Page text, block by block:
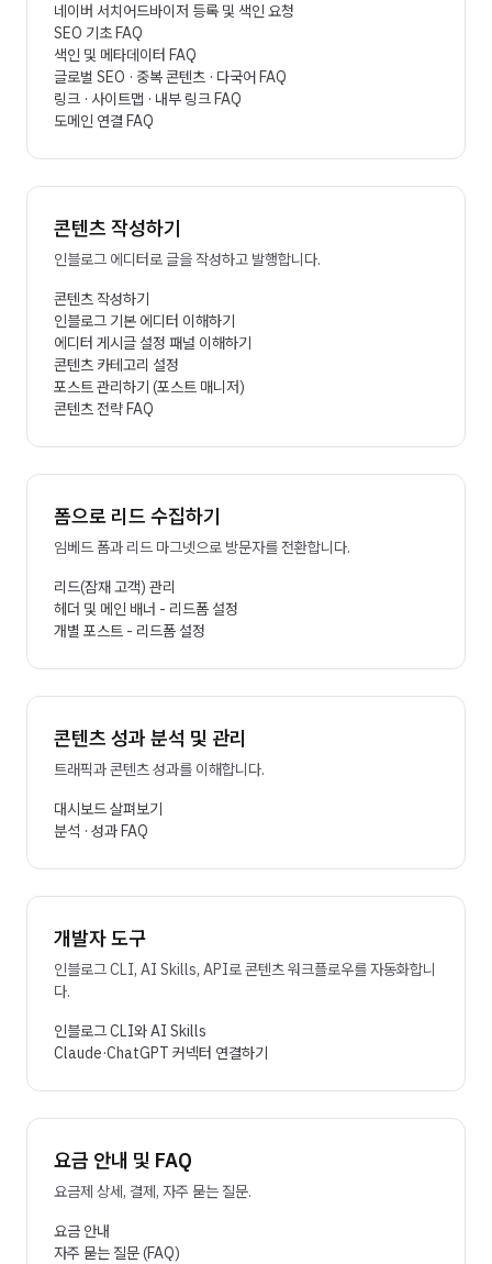
네이버 서치어드바이저 등록 및 색인 요청
SEO 기초 FAQ
색인 및 메타데이터 FAQ
글로벌 SEO · 중복 콘텐츠 · 다국어 FAQ
링크 · 사이트맵 · 내부 링크 FAQ
도메인 연결 FAQ
콘텐츠 작성하기
인블로그 에디터로 글을 작성하고 발행합니다.
콘텐츠 작성하기
인블로그 기본 에디터 이해하기
에디터 게시글 설정 패널 이해하기
콘텐츠 카테고리 설정
포스트 관리하기 (포스트 매니저)
콘텐츠 전략 FAQ
폼으로 리드 수집하기
임베드 폼과 리드 마그넷으로 방문자를 전환합니다.
리드(잠재 고객) 관리
헤더 및 메인 배너 - 리드폼 설정
개별 포스트 - 리드폼 설정
콘텐츠 성과 분석 및 관리
트래픽과 콘텐츠 성과를 이해합니다.
대시보드 살펴보기
분석 · 성과 FAQ
개발자 도구
인블로그 CLI, AI Skills, API로 콘텐츠 워크플로우를 자동화합니
다.
인블로그 CLI와 AI Skills
Claude·ChatGPT 커넥터 연결하기
요금 안내 및 FAQ
요금제 상세, 결제, 자주 묻는 질문.
요금 안내
자주 묻는 질문 (FAQ)